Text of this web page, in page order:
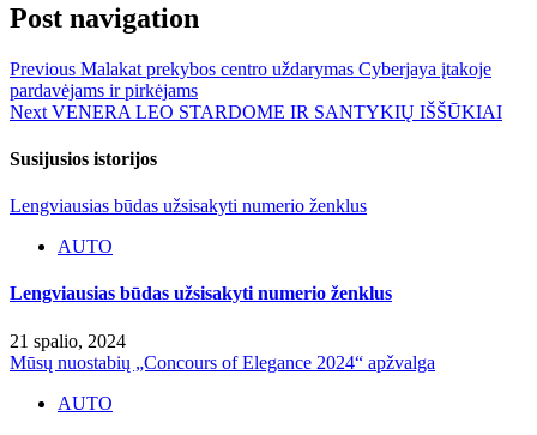
Post navigation
Previous Malakat prekybos centro uždarymas Cyberjaya įtakoje
pardavėjams ir pirkėjams
Next VENERA LEO STARDOME IR SANTYKIŲ IŠŠŪKIAI
Susijusios istorijos
Lengviausias būdas užsisakyti numerio ženklus
AUTO
Lengviausias būdas užsisakyti numerio ženklus
21 spalio, 2024
Mūsų nuostabių „Concours of Elegance 2024“ apžvalga
AUTO